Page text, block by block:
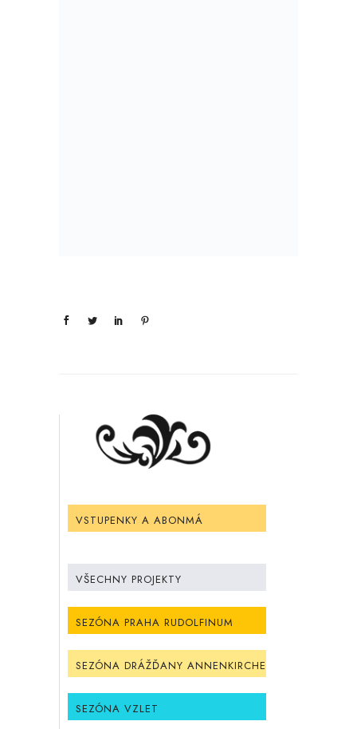
VSTUPENKY A ABONMÁ
VŠECHNY PROJEKTY
SEZÓNA PRAHA RUDOLFINUM
SEZÓNA DRÁŽĎANY ANNENKIRCHE
SEZÓNA VZLET